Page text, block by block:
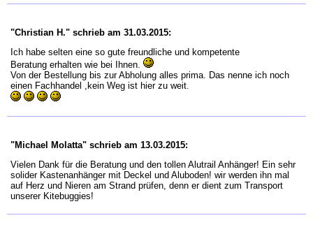
"Christian H." schrieb am 31.03.2015:
Ich habe selten eine so gute freundliche und kompetente
Beratung erhalten wie bei Ihnen.
Von der Bestellung bis zur Abholung alles prima. Das nenne ich noch
einen Fachhandel ,kein Weg ist hier zu weit.
"Michael Molatta" schrieb am 13.03.2015:
Vielen Dank für die Beratung und den tollen Alutrail Anhänger! Ein sehr
solider Kastenanhänger mit Deckel und Aluboden! wir werden ihn mal
auf Herz und Nieren am Strand prüfen, denn er dient zum Transport
unserer Kitebuggies!